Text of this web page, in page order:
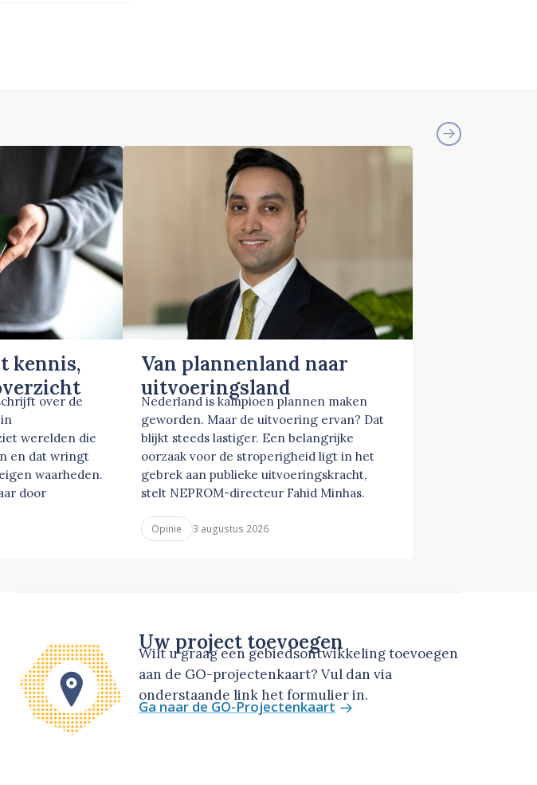
kennis,
over de
werelden die
en dat wringt
waarheden.
door
Van plannenland naar
uitvoeringsland
Nederland is kampioen plannen maken
geworden. Maar de uitvoering ervan? Dat
blijkt steeds lastiger. Een belangrijke
oorzaak voor de stroperigheid ligt in het
gebrek aan publieke uitvoeringskracht,
stelt NEPROM-directeur Fahid Minhas.
Opinie 3 augustus 2026
Uw project toevoegen
Wilt u graag een gebiedsontwikkeling toevoegen
aan de GO-projectenkaart? Vul dan via
onderstaande link het formulier in.
Ga naar de GO-Projectenkaart